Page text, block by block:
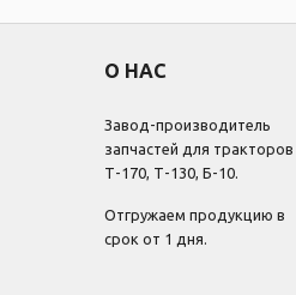
О НАС
Завод-производитель
запчастей для тракторов
Т-170, Т-130, Б-10.
Отгружаем продукцию в
срок от 1 дня.